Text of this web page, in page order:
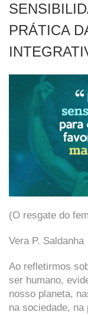
PRÁTICA
(O resgate do
Vera P. Saldanha
Ao refletirmos
ser humano,
nosso planeta,
na sociedade,